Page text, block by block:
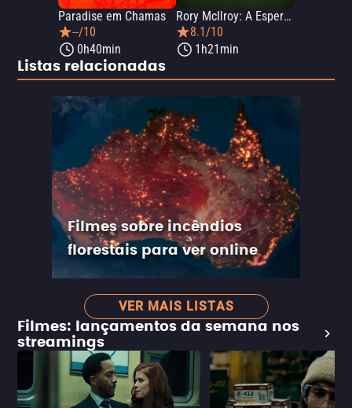
Paradise em Chamas
--/10
0h40min
Rory McIlroy: A Espera pelo Masters
8.1/10
1h21min
Listas relacionadas
Filmes sobre incêndios
florestais para ver online
VER MAIS LISTAS
Filmes: lançamentos da semana nos
streamings